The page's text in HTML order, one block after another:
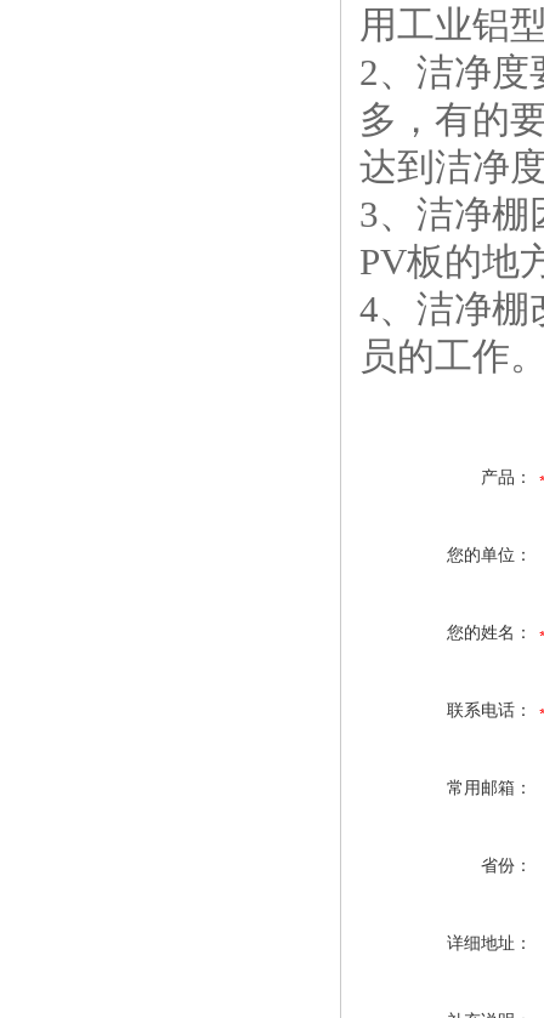
用工业铝
2、洁净度
多，有的
达到洁净
3、洁净棚
PV板的地
4、洁净棚
员的工作
产品：
您的单位：
您的姓名：
联系电话：
常用邮箱：
省份：
详细地址：